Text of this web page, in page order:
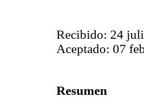
Recibido: 24
Aceptado: 07
Resumen